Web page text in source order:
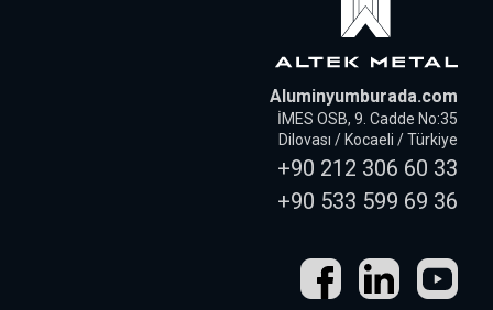
Aluminyumburada.com
İMES OSB, 9. Cadde No:35
Dilovası / Kocaeli / Türkiye
+90 212 306 60 33
+90 533 599 69 36